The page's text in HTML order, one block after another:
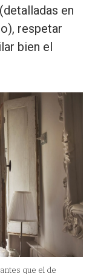
en
respetar
bien el
que el de